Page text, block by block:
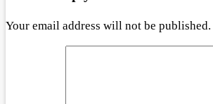
Your email address will not be published.